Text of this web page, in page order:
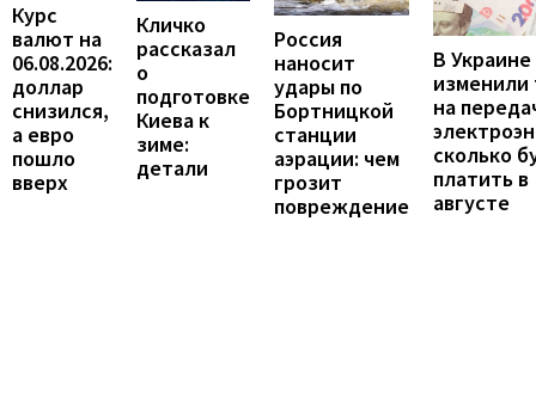
Курс
валют на
06.08.2026:
доллар
снизился,
а евро
пошло
вверх
Кличко
рассказал
о
подготовке
Киева к
зиме:
детали
Россия
наносит
удары по
Бортницкой
станции
аэрации: чем
грозит
повреждение
В Украине
на
сколько
платить в
августе